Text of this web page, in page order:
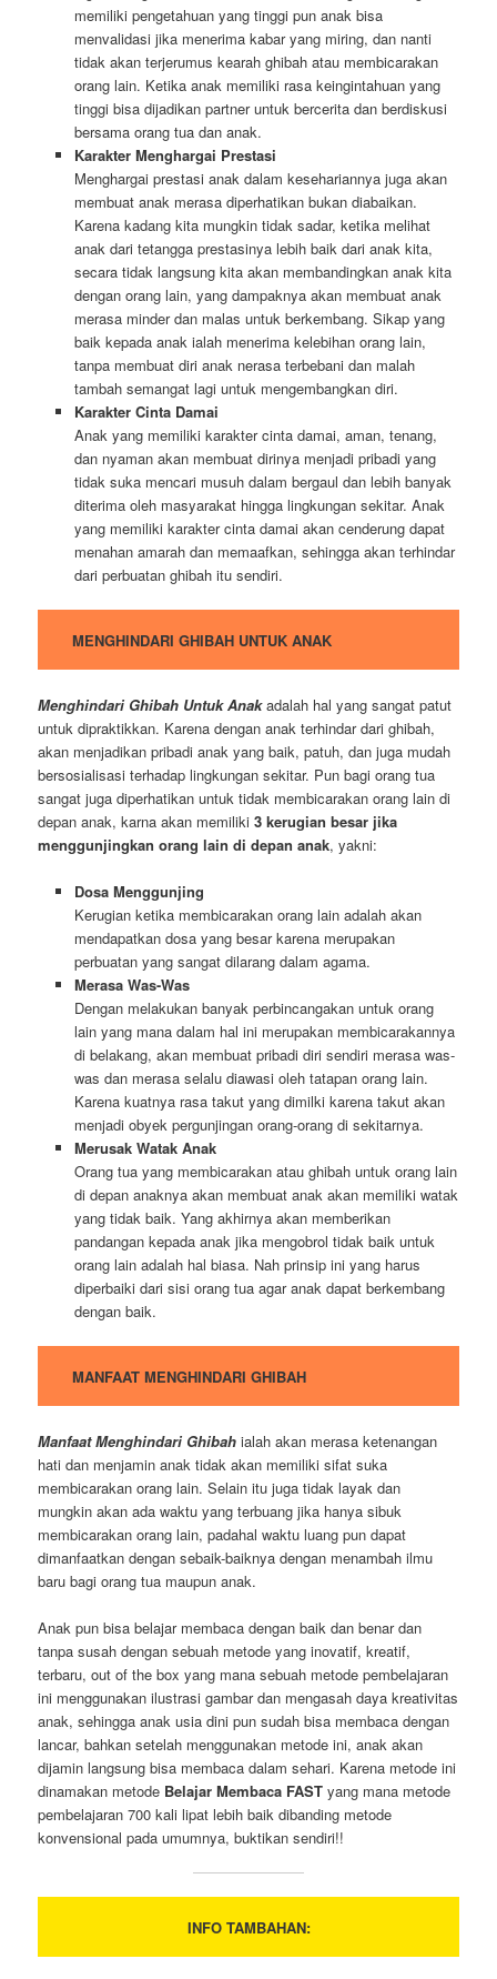
memiliki pengetahuan yang tinggi pun anak bisa
menvalidasi jika menerima kabar yang miring, dan nanti
tidak akan terjerumus kearah ghibah atau membicarakan
orang lain. Ketika anak memiliki rasa keingintahuan yang
tinggi bisa dijadikan partner untuk bercerita dan berdiskusi
bersama orang tua dan anak.
Karakter Menghargai Prestasi
Menghargai prestasi anak dalam kesehariannya juga akan
membuat anak merasa diperhatikan bukan diabaikan.
Karena kadang kita mungkin tidak sadar, ketika melihat
anak dari tetangga prestasinya lebih baik dari anak kita,
secara tidak langsung kita akan membandingkan anak kita
dengan orang lain, yang dampaknya akan membuat anak
merasa minder dan malas untuk berkembang. Sikap yang
baik kepada anak ialah menerima kelebihan orang lain,
tanpa membuat diri anak nerasa terbebani dan malah
tambah semangat lagi untuk mengembangkan diri.
Karakter Cinta Damai
Anak yang memiliki karakter cinta damai, aman, tenang,
dan nyaman akan membuat dirinya menjadi pribadi yang
tidak suka mencari musuh dalam bergaul dan lebih banyak
diterima oleh masyarakat hingga lingkungan sekitar. Anak
yang memiliki karakter cinta damai akan cenderung dapat
menahan amarah dan memaafkan, sehingga akan terhindar
dari perbuatan ghibah itu sendiri.
MENGHINDARI GHIBAH UNTUK ANAK
Menghindari Ghibah Untuk Anakadalah hal yang sangat patut
untuk dipraktikkan. Karena dengan anak terhindar dari ghibah,
akan menjadikan pribadi anak yang baik, patuh, dan juga mudah
bersosialisasi terhadap lingkungan sekitar. Pun bagi orang tua
sangat juga diperhatikan untuk tidak membicarakan orang lain di
depan anak, karna akan memiliki3 kerugian besar jika
menggunjingkan orang lain di depan anak, yakni:
Dosa Menggunjing
Kerugian ketika membicarakan orang lain adalah akan
mendapatkan dosa yang besar karena merupakan
perbuatan yang sangat dilarang dalam agama.
Merasa Was-Was
Dengan melakukan banyak perbincangakan untuk orang
lain yang mana dalam hal ini merupakan membicarakannya
di belakang, akan membuat pribadi diri sendiri merasa was-
was dan merasa selalu diawasi oleh tatapan orang lain.
Karena kuatnya rasa takut yang dimilki karena takut akan
menjadi obyek pergunjingan orang-orang di sekitarnya.
Merusak Watak Anak
Orang tua yang membicarakan atau ghibah untuk orang lain
di depan anaknya akan membuat anak akan memiliki watak
yang tidak baik. Yang akhirnya akan memberikan
pandangan kepada anak jika mengobrol tidak baik untuk
orang lain adalah hal biasa. Nah prinsip ini yang harus
diperbaiki dari sisi orang tua agar anak dapat berkembang
dengan baik.
MANFAAT MENGHINDARI GHIBAH
Manfaat Menghindari Ghibah ialah akan merasa ketenangan
hati dan menjamin anak tidak akan memiliki sifat suka
membicarakan orang lain. Selain itu juga tidak layak dan
mungkin akan ada waktu yang terbuang jika hanya sibuk
membicarakan orang lain, padahal waktu luang pun dapat
dimanfaatkan dengan sebaik-baiknya dengan menambah ilmu
baru bagi orang tua maupun anak.
Anak pun bisa belajar membaca dengan baik dan benar dan
tanpa susah dengan sebuah metode yang inovatif, kreatif,
terbaru, out of the box yang mana sebuah metode pembelajaran
ini menggunakan ilustrasi gambar dan mengasah daya kreativitas
anak, sehingga anak usia dini pun sudah bisa membaca dengan
lancar, bahkan setelah menggunakan metode ini, anak akan
dijamin langsung bisa membaca dalam sehari. Karena metode ini
dinamakan metode Belajar Membaca FAST yang mana metode
pembelajaran 700 kali lipat lebih baik dibanding metode
konvensional pada umumnya, buktikan sendiri!!
INFO TAMBAHAN: